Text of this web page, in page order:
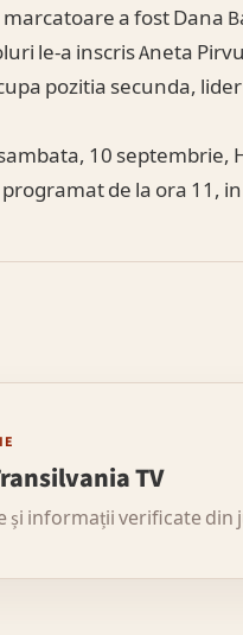
a fost Dana
le-a inscris Aneta
pozitia secunda,
10 septembrie,
de la ora 11,
TV
și informații verificate din